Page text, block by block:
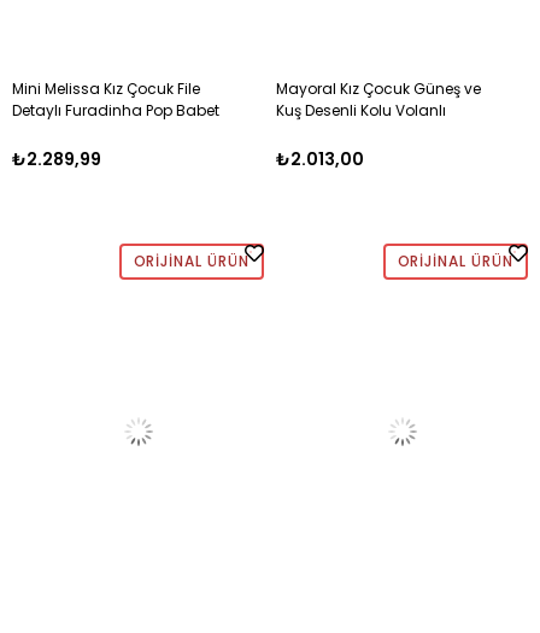
Mini Melissa Kız Çocuk File
Detaylı Furadinha Pop Babet
₺2.289,99
Mayoral Kız Çocuk Güneş ve
Kuş Desenli Kolu Volanlı
₺2.013,00
ORIJINAL ÜRÜN ORIJINAL ÜRÜN